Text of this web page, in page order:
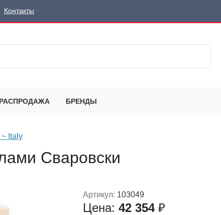
Контакты
РАСПРОДАЖА БРЕНДЫ
Italy
Сваровски
Артикул: 103049
Цена: 42 354 ₽